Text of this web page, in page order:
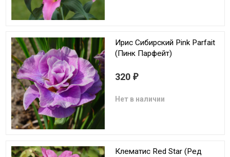
Ирис Сибирский Pink Parfait
(Пинк Парфейт)
320 ₽
Нет в наличии
Клематис Red Star (Ред